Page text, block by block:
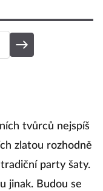
tvůrců nejspíš
zlatou rozhodně
party šaty.
jinak. Budou se